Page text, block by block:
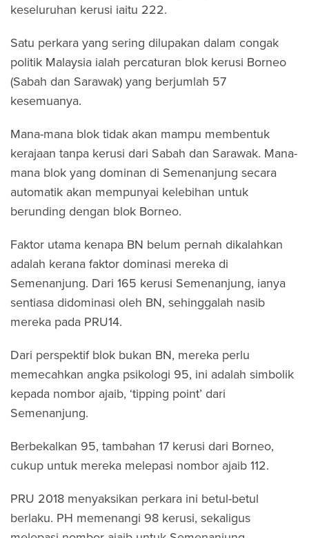
keseluruhan kerusi iaitu 222.
Satu perkara yang sering dilupakan dalam congak
politik Malaysia ialah percaturan blok kerusi Borneo
(Sabah dan Sarawak) yang berjumlah 57
kesemuanya.
Mana-mana blok tidak akan mampu membentuk
kerajaan tanpa kerusi dari Sabah dan Sarawak. Mana-
mana blok yang dominan di Semenanjung secara
automatik akan mempunyai kelebihan untuk
berunding dengan blok Borneo.
Faktor utama kenapa BN belum pernah dikalahkan
adalah kerana faktor dominasi mereka di
Semenanjung. Dari 165 kerusi Semenanjung, ianya
sentiasa didominasi oleh BN, sehinggalah nasib
mereka pada PRU14.
Dari perspektif blok bukan BN, mereka perlu
memecahkan angka psikologi 95, ini adalah simbolik
kepada nombor ajaib, ‘tipping point’ dari
Semenanjung.
Berbekalkan 95, tambahan 17 kerusi dari Borneo,
cukup untuk mereka melepasi nombor ajaib 112.
PRU 2018 menyaksikan perkara ini betul-betul
berlaku. PH memenangi 98 kerusi, sekaligus